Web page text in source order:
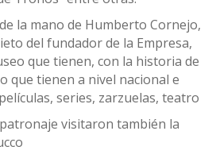
la mano de Humberto Cornejo,
del fundador de la Empresa,
que tienen, con la historia de
que tienen a nivel nacional e
series, zarzuelas, teatro
patronaje visitaron también la